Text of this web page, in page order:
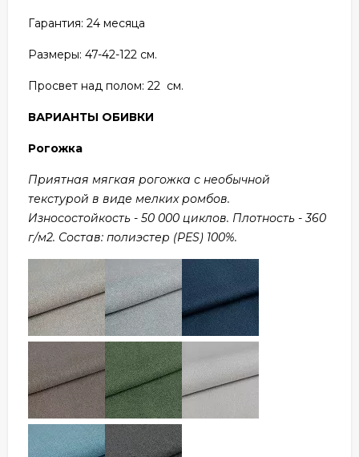
Гарантия: 24 месяца
Размеры: 47-42-122 см.
Просвет над полом: 22 см.
ВАРИАНТЫ ОБИВКИ
Рогожка
Приятная мягкая рогожка с необычной
текстурой в виде мелких ромбов.
Износостойкость - 50 000 циклов. Плотность - 360
г/м2. Состав: полиэстер (PES) 100%.